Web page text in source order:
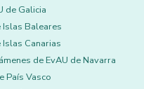
de Galicia
Islas Baleares
Islas Canarias
de EvAU de Navarra
País Vasco